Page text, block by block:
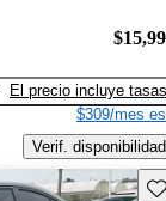
El precio incluye tasas
$309/mes
Verif. disponibilidad